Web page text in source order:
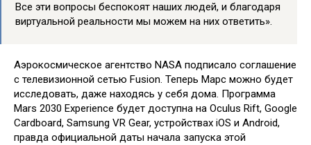
Все эти вопросы беспокоят наших людей, и благодаря
виртуальной реальности мы можем на них ответить».
Аэрокосмическое агентство NASA подписало соглашение
с телевизионной сетью Fusion. Теперь Марс можно будет
исследовать, даже находясь у себя дома. Программа
Mars 2030 Experience будет доступна на Oculus Rift, Google
Cardboard, Samsung VR Gear, устройствах iOS и Android,
правда официальной даты начала запуска этой